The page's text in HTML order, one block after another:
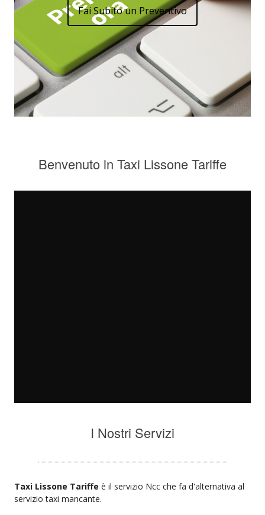
Fai Subito un Preventivo
Benvenuto in Taxi Lissone Tariffe
I Nostri Servizi
Taxi Lissone Tariffe è il servizio Ncc che fa d'alternativa al
servizio taxi mancante.